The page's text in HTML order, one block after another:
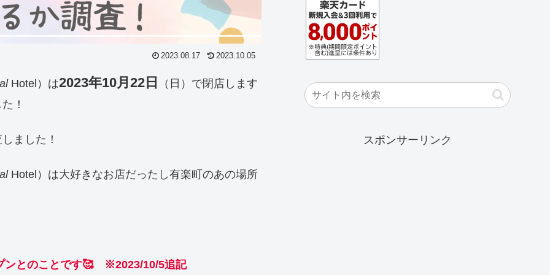
2023.08.17 2023.10.05
Hotel）は2023年10月22日
（日）で閉店します
！
ました！
Hotel）は大好きなお店だったし有楽町のあの場所
ンとのことです🥰 ※2023/10/5追記
スポンサーリンク